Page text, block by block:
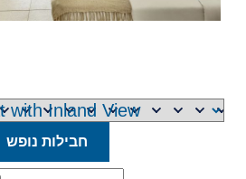
חבילות נופש